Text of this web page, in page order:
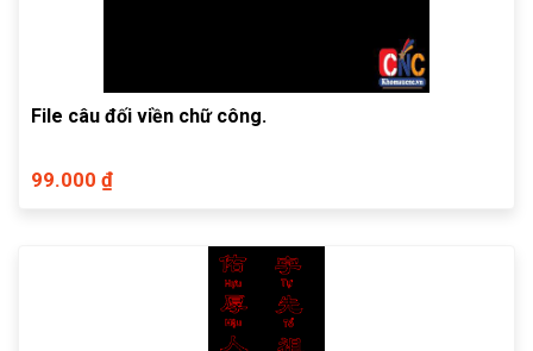
File câu đối viền chữ công.
99.000 ₫